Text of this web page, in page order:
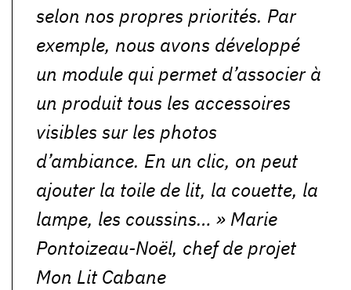
selon nos propres priorités. Par
exemple, nous avons développé
un module qui permet d’associer à
un produit tous les accessoires
visibles sur les photos
d’ambiance. En un clic, on peut
ajouter la toile de lit, la couette, la
lampe, les coussins… » Marie
Pontoizeau-Noël, chef de projet
Mon Lit Cabane